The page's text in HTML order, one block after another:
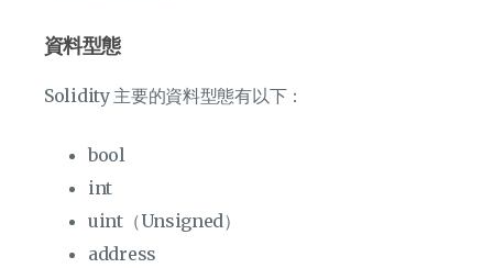
資料型態
Solidity 主要的資料型態有以下：
bool
int
uint（Unsigned）
address